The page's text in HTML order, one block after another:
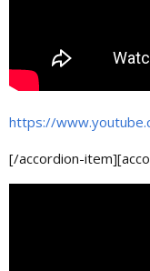
https://
[/accordion-